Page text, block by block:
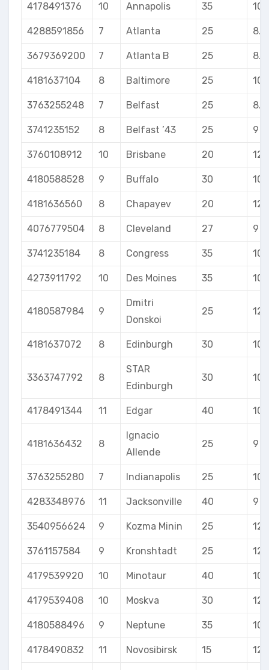
4178491376 10 Annapolis 35 10
4288591856 7 Atlanta 25 8.5
3679369200 7 Atlanta B 25 8.5
4181637104 8 Baltimore 25 10
3763255248 7 Belfast 25 8.5
3741235152 8 Belfast ’43 25 9
3760108912 10 Brisbane 20 12
4180588528 9 Buffalo 30 10
4181636560 8 Chapayev 20 12
4076779504 8 Cleveland 27 9
3741235184 8 Congress 35 10
4273911792 10 Des Moines 35 10
4180587984 9
Dmitri
Donskoi
25 12
4181637072 8 Edinburgh 30 10
3363747792 8
STAR
Edinburgh
30 10
4178491344 11 Edgar 40 10
4181636432 8
Ignacio
Allende
25 9
3763255280 7 Indianapolis 25 10
4283348976 11 Jacksonville 40 9
3540956624 9 Kozma Minin 25 12
3761157584 9 Kronshtadt 25 12
4179539920 10 Minotaur 40 10
4179539408 10 Moskva 30 12
4180588496 9 Neptune 35 10
4178490832 11 Novosibirsk 15 12